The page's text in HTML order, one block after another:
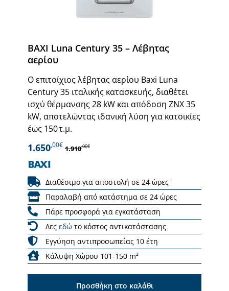
BAXI Luna Century 35 – Λέβητας
αερίου
Ο επιτοίχιος λέβητας αερίου Baxi Luna
Century 35 ιταλικής κατασκευής, διαθέτει
ισχύ θέρμανσης 28 kW και απόδοση ΖΝΧ 35
kW, αποτελώντας ιδανική λύση για κατοικίες
έως 150 τ.μ.
1.650,00€ 1.910,00€
Διαθέσιμο για αποστολή σε 24 ώρες
Παραλαβή από κατάστημα σε 24 ώρες
Πάρε προσφορά για εγκατάσταση
Δες εδώ το κόστος αντικατάστασης
Εγγύηση αντιπροσωπείας 10 έτη
Κάλυψη Χώρου 101-150 m²
Προσθήκη στο καλάθι